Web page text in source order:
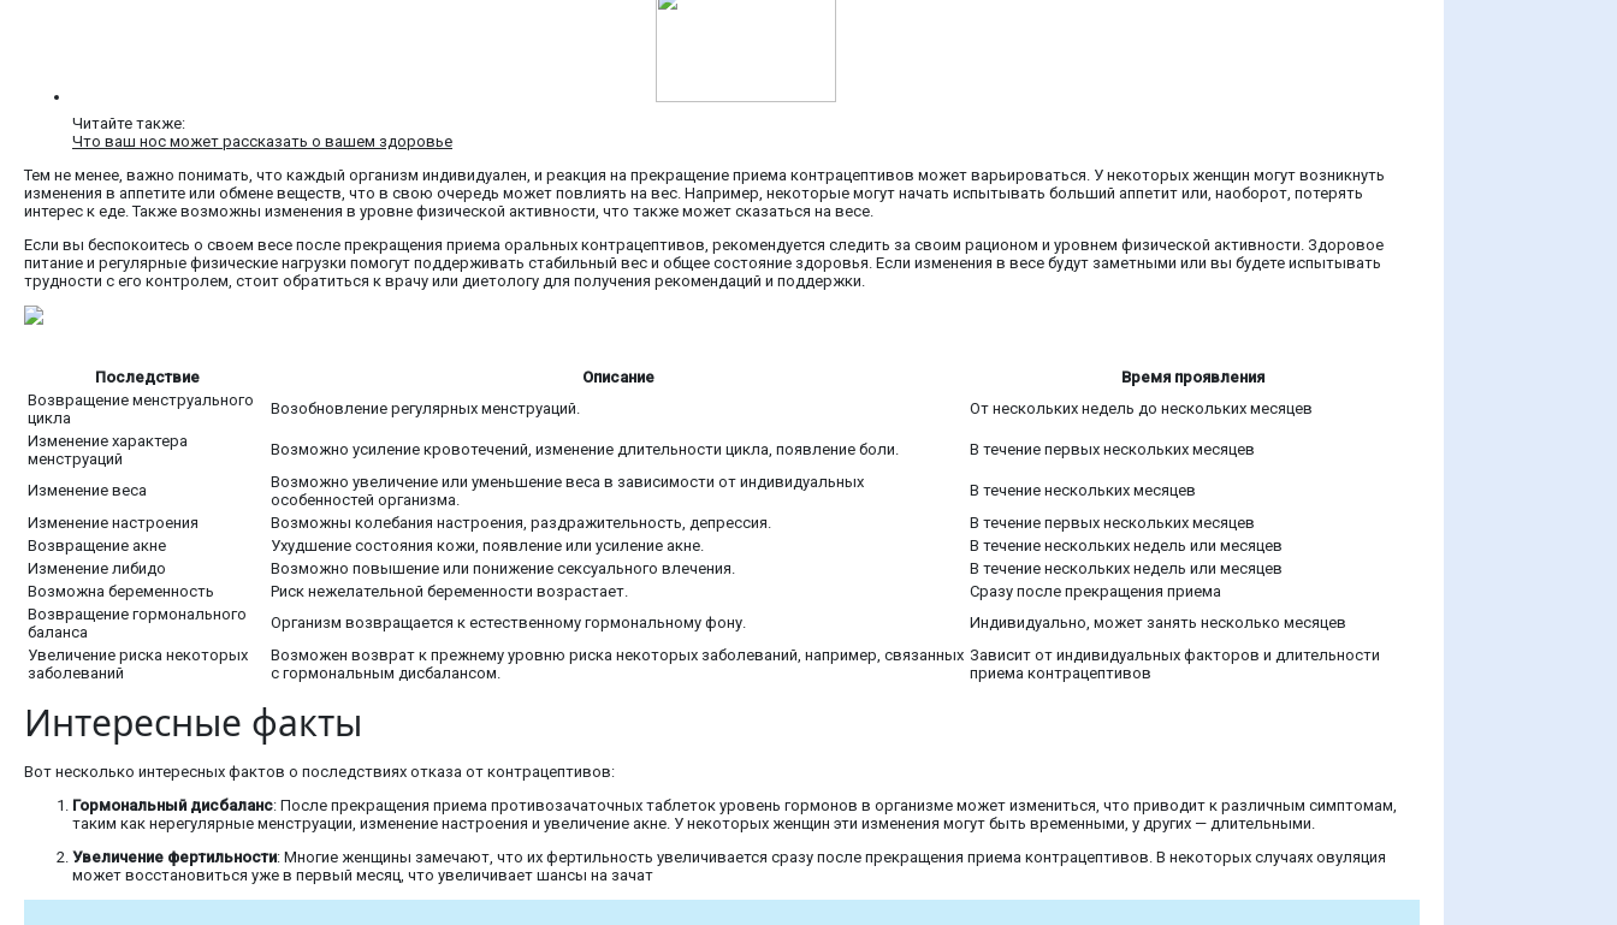
Читайте также:
Что ваш нос может рассказать о вашем здоровье
Тем не менее, важно понимать, что каждый организм индивидуален, и реакция на прекращение приема контрацептивов может варьироваться. У некоторых женщин могут возникнуть
изменения в аппетите или обмене веществ, что в свою очередь может повлиять на вес. Например, некоторые могут начать испытывать больший аппетит или, наоборот, потерять
интерес к еде. Также возможны изменения в уровне физической активности, что также может сказаться на весе.
Если вы беспокоитесь о своем весе после прекращения приема оральных контрацептивов, рекомендуется следить за своим рационом и уровнем физической активности. Здоровое
питание и регулярные физические нагрузки помогут поддерживать стабильный вес и общее состояние здоровья. Если изменения в весе будут заметными или вы будете испытывать
трудности с его контролем, стоит обратиться к врачу или диетологу для получения рекомендаций и поддержки.
Последствие Описание
Время проявления
Возвращение менструального
цикла
Возобновление регулярных менструаций.
От нескольких недель до нескольких месяцев
Изменение характера
менструаций
Возможно усиление кровотечений, изменение длительности цикла, появление боли. В течение первых нескольких месяцев
Изменение веса
Возможно увеличение или уменьшение веса в зависимости от индивидуальных
особенностей организма.
В течение нескольких месяцев
Изменение настроения
Возможны колебания настроения, раздражительность, депрессия.
В течение первых нескольких месяцев
Возвращение акне
Ухудшение состояния кожи, появление или усиление акне.
В течение нескольких недель или месяцев
Изменение либидо
Возможно повышение или понижение сексуального влечения.
В течение нескольких недель или месяцев
Возможна беременность
Риск нежелательной беременности возрастает.
Сразу после прекращения приема
Возвращение гормонального
баланса
Организм возвращается к естественному гормональному фону.
Индивидуально, может занять несколько месяцев
Увеличение риска некоторых
заболеваний
Возможен возврат к прежнему уровню риска некоторых заболеваний, например, связанных
с гормональным дисбалансом.
Зависит от индивидуальных факторов и длительности
приема контрацептивов
Интересные факты
Вот несколько интересных фактов о последствиях отказа от контрацептивов:
Гормональный дисбаланс: После прекращения приема противозачаточных таблеток уровень гормонов в организме может измениться, что приводит к различным симптомам,
таким как нерегулярные менструации, изменение настроения и увеличение акне. У некоторых женщин эти изменения могут быть временными, у других — длительными.
Увеличение фертильности: Многие женщины замечают, что их фертильность увеличивается сразу после прекращения приема контрацептивов. В некоторых случаях овуляция
может восстановиться уже в первый месяц, что увеличивает шансы на зачат